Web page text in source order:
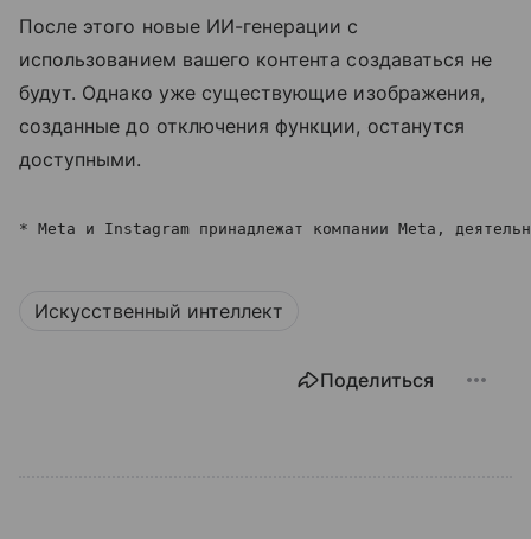
После этого новые ИИ-генерации с
использованием вашего контента создаваться не
будут. Однако уже существующие изображения,
созданные до отключения функции, останутся
доступными.
* Meta и Instagram принадлежат компании Meta,
Искусственный интеллект
Поделиться